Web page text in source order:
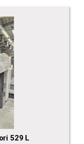
529 L